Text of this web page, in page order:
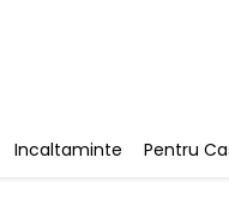
Incaltaminte Pentru